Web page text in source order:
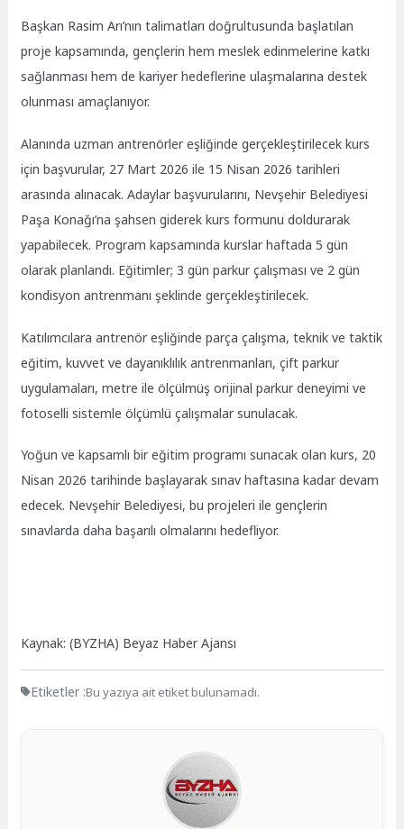
Başkan Rasim Arı’nın talimatları doğrultusunda başlatılan
proje kapsamında, gençlerin hem meslek edinmelerine katkı
sağlanması hem de kariyer hedeflerine ulaşmalarına destek
olunması amaçlanıyor.
Alanında uzman antrenörler eşliğinde gerçekleştirilecek kurs
için başvurular, 27 Mart 2026 ile 15 Nisan 2026 tarihleri
arasında alınacak. Adaylar başvurularını, Nevşehir Belediyesi
Paşa Konağı’na şahsen giderek kurs formunu doldurarak
yapabilecek. Program kapsamında kurslar haftada 5 gün
olarak planlandı. Eğitimler; 3 gün parkur çalışması ve 2 gün
kondisyon antrenmanı şeklinde gerçekleştirilecek.
Katılımcılara antrenör eşliğinde parça çalışma, teknik ve taktik
eğitim, kuvvet ve dayanıklılık antrenmanları, çift parkur
uygulamaları, metre ile ölçülmüş orijinal parkur deneyimi ve
fotoselli sistemle ölçümlü çalışmalar sunulacak.
Yoğun ve kapsamlı bir eğitim programı sunacak olan kurs, 20
Nisan 2026 tarihinde başlayarak sınav haftasına kadar devam
edecek. Nevşehir Belediyesi, bu projeleri ile gençlerin
sınavlarda daha başarılı olmalarını hedefliyor.
Kaynak: (BYZHA) Beyaz Haber Ajansı
Etiketler :Bu yazıya ait etiket bulunamadı.